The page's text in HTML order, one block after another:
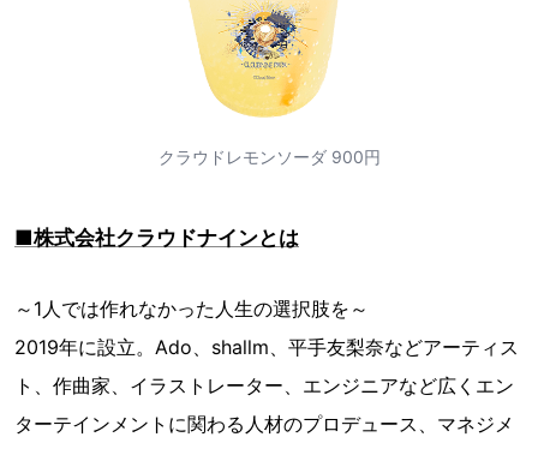
クラウドレモンソーダ 900円
■株式会社クラウドナインとは
～1人では作れなかった人生の選択肢を～
2019年に設立。Ado、shallm、平手友梨奈などアーティス
ト、作曲家、イラストレーター、エンジニアなど広くエン
ターテインメントに関わる人材のプロデュース、マネジメ